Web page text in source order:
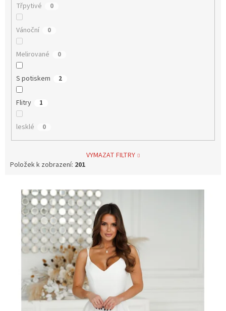
Třpytivé 0
Vánoční 0
Melirované 0
S potiskem 2
Flitry 1
lesklé 0
VYMAZAT FILTRY
Položek k zobrazení: 201